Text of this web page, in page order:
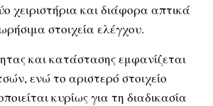
χειριστήρια και διάφορα απτικά
στοιχεία ελέγχου.
και κατάστασης εμφανίζεται
ενώ το αριστερό στοιχείο
κυρίως για τη διαδικασία